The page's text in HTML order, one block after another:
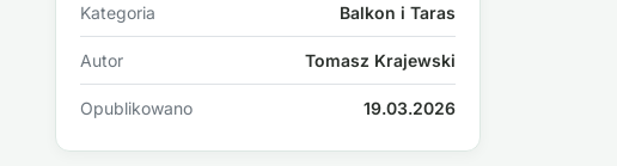
Kategoria Balkon i Taras
Autor Tomasz Krajewski
Opublikowano 19.03.2026